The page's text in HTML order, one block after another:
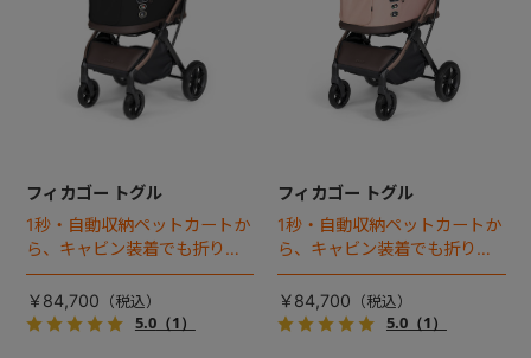
フィカゴー トグル
1秒・自動収納ペットカートか
ら、キャビン装着でも折りた
ためるモデルが登場！
￥84,700
5.0（1）
フィカゴー トグル
1秒・自動収納ペットカートか
ら、キャビン装着でも折りた
ためるモデルが登場！
￥84,700
5.0（1）